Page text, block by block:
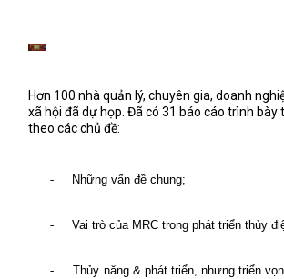
Hơn 100 nhà quản lý, chuyên gia, doanh
xã hội đã dự họp. Đã có 31 báo cáo trình bày
theo các chủ đề:
- Những vấn đề chung;
- Vai trò của MRC trong phát triển thủy
-
Thủy năng & phát triển, nhưng triển